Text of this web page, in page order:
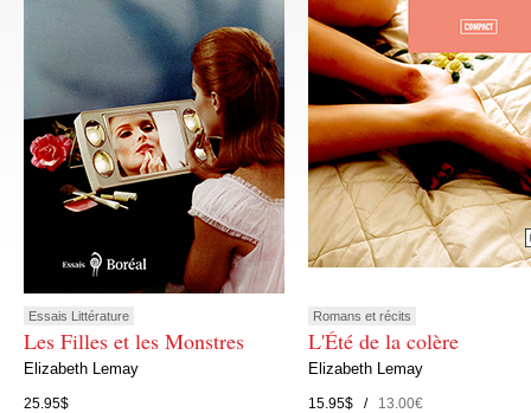
Essais Littérature
Les Filles et les Monstres
Elizabeth Lemay
25.95$
Romans et récits
L'Été de la colère
Elizabeth Lemay
15.95$ /13.00€